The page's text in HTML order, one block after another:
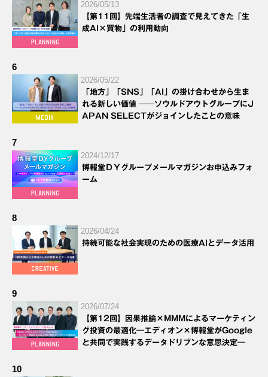
2026/05/13
【第11回】先端生活者の調査で見えてきた「生
成AI×買物」の利用動向
6
2026/05/22
「地方」「SNS」「AI」の掛け合わせから生ま
れる新しい価値 ──ソウルドアウトグループにJ
APAN SELECTがジョインしたことの意味
7
2024/12/17
博報堂ＤＹグループメールマガジンお申込みフォ
ーム
8
2026/04/24
持続可能な社会実現のための医療AIとデータ活用
9
2026/07/24
【第12回】因果推論×MMMによるマーケティン
グ投資の最適化―エディオン×博報堂がGoogle
と共同で実践するデータドリブンな意思決定―
10